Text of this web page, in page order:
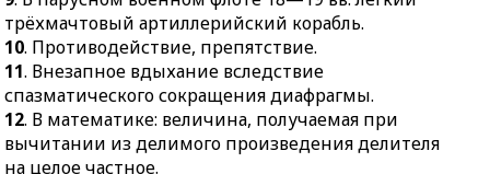
22.Механизм ударного
действия для обработки
металла давлением.
24.Воинское звание
высшего командного
состава военно-морского
флота.
относительно друга по
вертикальной или
наклонной поверхности
тектонического разрыва.
17.Верхняя зимняя
одежда.
трёхмачтовый артиллерийский корабль.
10. Противодействие, препятствие.
11. Внезапное вдыхание вследствие
спазматического сокращения диафрагмы.
12. В математике: величина, получаемая при
вычитании из делимого произведения делителя
на целое частное.